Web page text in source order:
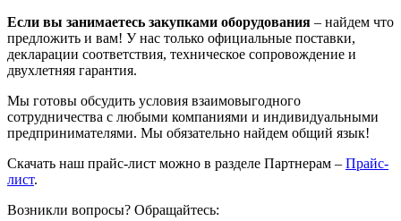
Если вы занимаетесь закупками оборудования – найдем что
предложить и вам! У нас только официальные поставки,
декларации соответствия, техническое сопровождение и
двухлетняя гарантия.
Мы готовы обсудить условия взаимовыгодного
сотрудничества с любыми компаниями и индивидуальными
предпринимателями. Мы обязательно найдем общий язык!
Скачать наш прайс-лист можно в разделе Партнерам – Прайс-
лист.
Возникли вопросы? Обращайтесь: